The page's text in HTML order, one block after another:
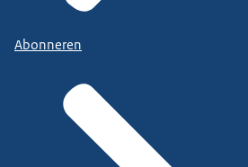
Abonneren